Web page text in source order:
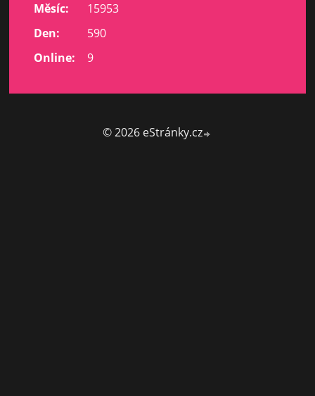
Online: 9
Měsíc:
15953
Den:
590
© 2026 eStránky.cz